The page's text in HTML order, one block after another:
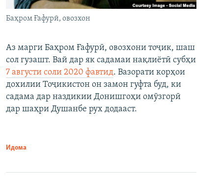
Баҳром Ғафурӣ, овозхон
Аз марги Баҳром Ғафурӣ, овозхони тоҷик, шаш
сол гузашт. Вай дар як садамаи нақлиётӣ субҳи
7 августи соли 2020 фавтид. Вазорати корҳои
дохилии Тоҷикистон он замон гуфта буд, ки
садама дар наздикии Донишгоҳи омӯзгорӣ
дар шаҳри Душанбе рух додааст.
Идома